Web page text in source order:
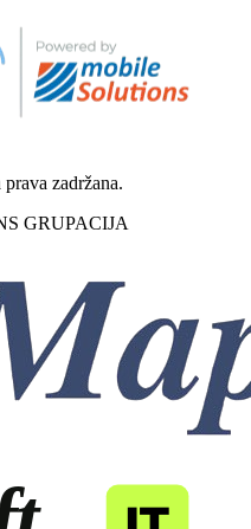
prava zadržana.
GRUPACIJA